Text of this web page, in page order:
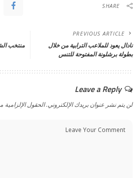
SHARE
PREVIOUS ARTICLE
نادال يعود للملاعب الترابية من خلال
بطولة برشلونة المفتوحة للتنس
منتخب
Leave a Reply
لن يتم نشر عنوان بريدك الإلكتروني.الحقول الإلزامية